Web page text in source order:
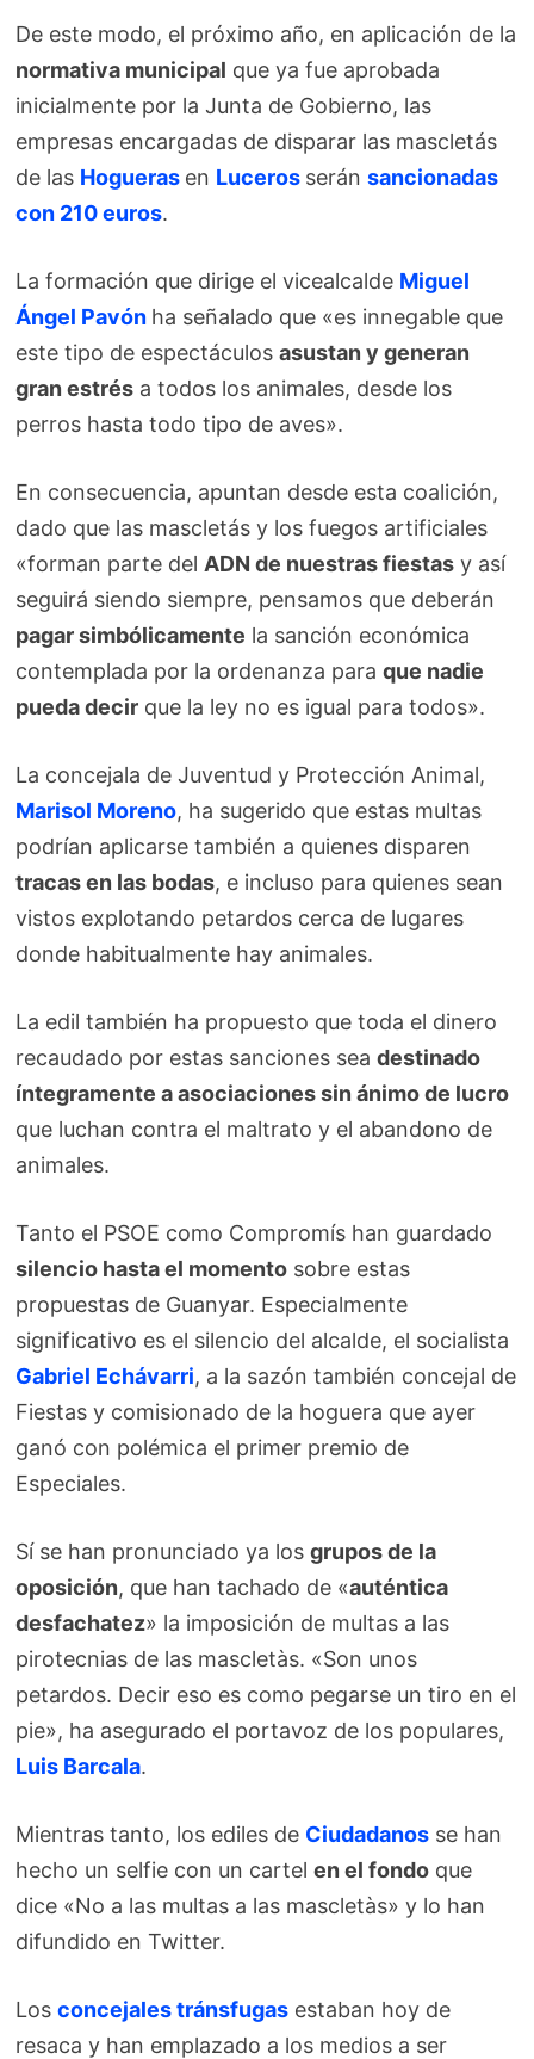
De este modo, el próximo año, en aplicación de la
normativa municipal que ya fue aprobada
inicialmente por la Junta de Gobierno, las
empresas encargadas de disparar las mascletás
de las Hogueras en Luceros seránsancionadas
con 210 euros.
La formación que dirige el vicealcalde Miguel
Ángel Pavón ha señalado que «es innegable que
este tipo de espectáculosasustan y generan
gran estrés a todos los animales, desde los
perros hasta todo tipo de aves».
En consecuencia, apuntan desde esta coalición,
dado que las mascletás y los fuegos artificiales
«forman parte del ADN de nuestras fiestas y así
seguirá siendo siempre, pensamos que deberán
pagar simbólicamente la sanción económica
contemplada por la ordenanza paraque nadie
pueda decir que la ley no es igual para todos».
La concejala de Juventud y Protección Animal,
Marisol Moreno, ha sugerido que estas multas
podrían aplicarse también a quienes disparen
tracas en las bodas, e incluso para quienes sean
vistos explotando petardos cerca de lugares
donde habitualmente hay animales.
La edil también ha propuesto que toda el dinero
recaudado por estas sanciones seadestinado
íntegramente a asociaciones sin ánimo de lucro
que luchan contra el maltrato y el abandono de
animales.
Tanto el PSOE como Compromís han guardado
silencio hasta el momento sobre estas
propuestas de Guanyar. Especialmente
significativo es el silencio del alcalde, el socialista
Gabriel Echávarri, a la sazón también concejal de
Fiestas y comisionado de la hoguera que ayer
ganó con polémica el primer premio de
Especiales.
Sí se han pronunciado ya losgrupos de la
oposición, que han tachado de «auténtica
desfachatez» la imposición de multas a las
pirotecnias de las mascletàs. «Son unos
petardos. Decir eso es como pegarse un tiro en el
pie», ha asegurado el portavoz de los populares,
Luis Barcala.
Mientras tanto, los ediles de Ciudadanos se han
hecho un selfie con un cartelen el fondo que
dice «No a las multas a las mascletàs» y lo han
difundido en Twitter.
Losconcejales tránsfugas estaban hoy de
resaca y han emplazado a los medios a ser